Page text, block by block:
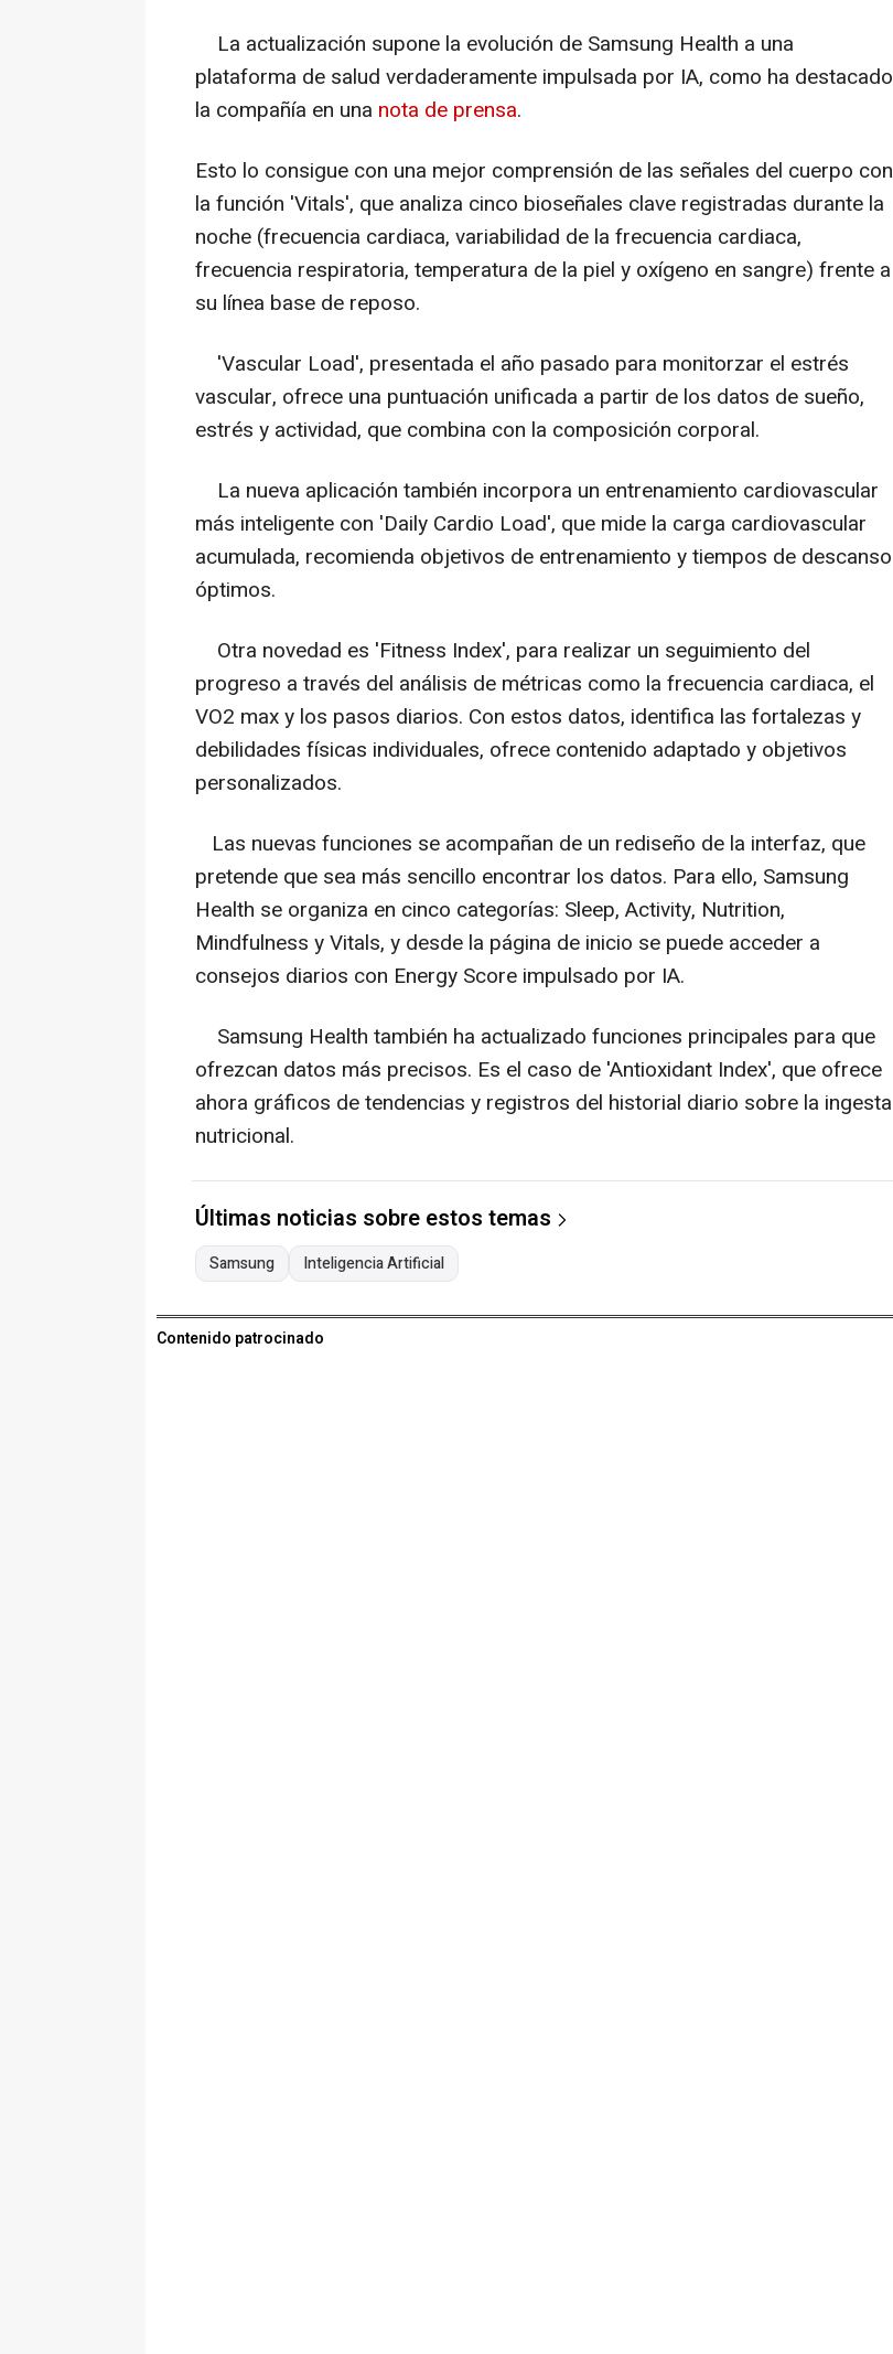
La actualización supone la evolución de Samsung Health a una
plataforma de salud verdaderamente impulsada por IA, como ha destacado
la compañía en una nota de prensa.
Esto lo consigue con una mejor comprensión de las señales del cuerpo con
la función 'Vitals', que analiza cinco bioseñales clave registradas durante la
noche (frecuencia cardiaca, variabilidad de la frecuencia cardiaca,
frecuencia respiratoria, temperatura de la piel y oxígeno en sangre) frente a
su línea base de reposo.
'Vascular Load', presentada el año pasado para monitorzar el estrés
vascular, ofrece una puntuación unificada a partir de los datos de sueño,
estrés y actividad, que combina con la composición corporal.
La nueva aplicación también incorpora un entrenamiento cardiovascular
más inteligente con 'Daily Cardio Load', que mide la carga cardiovascular
acumulada, recomienda objetivos de entrenamiento y tiempos de descanso
óptimos.
Otra novedad es 'Fitness Index', para realizar un seguimiento del
progreso a través del análisis de métricas como la frecuencia cardiaca, el
VO2 max y los pasos diarios. Con estos datos, identifica las fortalezas y
debilidades físicas individuales, ofrece contenido adaptado y objetivos
personalizados.
Las nuevas funciones se acompañan de un rediseño de la interfaz, que
pretende que sea más sencillo encontrar los datos. Para ello, Samsung
Health se organiza en cinco categorías: Sleep, Activity, Nutrition,
Mindfulness y Vitals, y desde la página de inicio se puede acceder a
consejos diarios con Energy Score impulsado por IA.
Samsung Health también ha actualizado funciones principales para que
ofrezcan datos más precisos. Es el caso de 'Antioxidant Index', que ofrece
ahora gráficos de tendencias y registros del historial diario sobre la ingesta
nutricional.
Últimas noticias sobre estos temas
Samsung Inteligencia Artificial
Contenido patrocinado